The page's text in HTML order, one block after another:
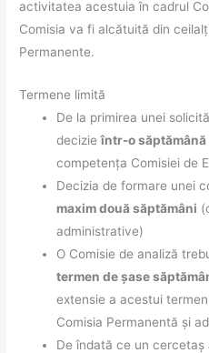
activitatea acestuia în cadrul
Comisia va fi alcătuită din
Permanente.
Termene limită
De la primirea unei
decizieîntr-o săptămână
competența Comisiei de
Decizia de formare unei
maxim două săptămâni
administrative)
O Comisie de analiză
termen de șase
extensie a acestui
Comisia Permanentă și
De îndată ce un